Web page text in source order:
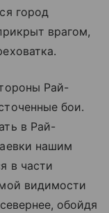
город
врагом,
Рай-
бои.
в Рай-
нашим
в части
видимости
обойдя